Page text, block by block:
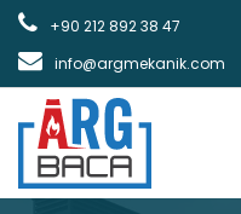
+90 212 892 38 47
info@argmekanik.com